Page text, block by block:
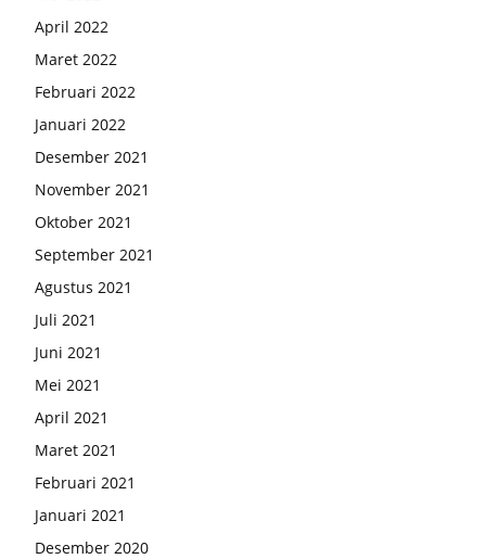
April 2022
Maret 2022
Februari 2022
Januari 2022
Desember 2021
November 2021
Oktober 2021
September 2021
Agustus 2021
Juli 2021
Juni 2021
Mei 2021
April 2021
Maret 2021
Februari 2021
Januari 2021
Desember 2020